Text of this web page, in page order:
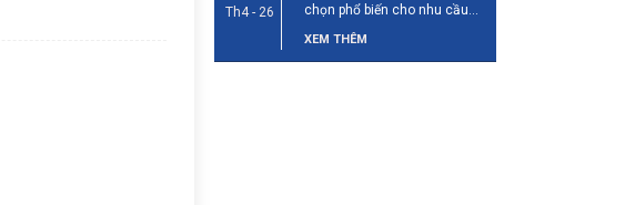
Th4 - 26
chọn phổ biến cho nhu cầu
đóng gói và vận [...]
XEM THÊM